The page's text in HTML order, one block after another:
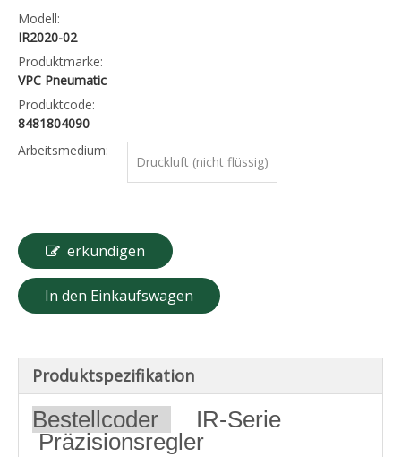
Modell:
IR2020-02
Produktmarke:
VPC Pneumatic
Produktcode:
8481804090
Arbeitsmedium:
Druckluft (nicht flüssig)
erkundigen
In den Einkaufswagen
Produktspezifikation
Bestellcoder
IR-Serie
Präzisionsregler